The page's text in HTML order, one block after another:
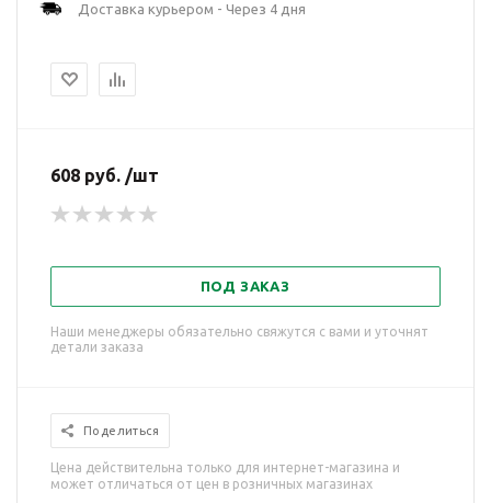
Доставка курьером - Через 4 дня
608 руб. /шт
ПОД ЗАКАЗ
Наши менеджеры обязательно свяжутся с вами и уточнят
детали заказа
Поделиться
Цена действительна только для интернет-магазина и
может отличаться от цен в розничных магазинах